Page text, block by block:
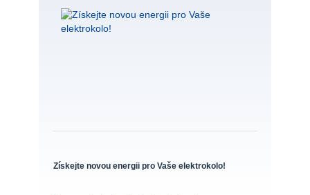
Získejte novou energii pro Vaše elektrokolo!